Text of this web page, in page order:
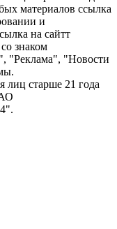
материалов ссылка
и
на сайтт
знаком
"Реклама", "Новости
лиц старше 21 года